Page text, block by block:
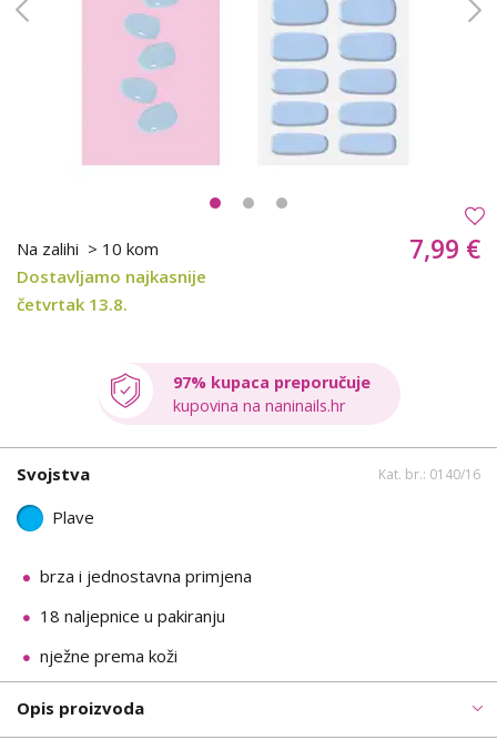
Na zalihi > 10 kom
Dostavljamo najkasnije
četvrtak 13.8.
7,99 €
97% kupaca preporučuje
kupovina na naninails.hr
Svojstva Kat. br.: 0140/16
Plave
brza i jednostavna primjena
18 naljepnice u pakiranju
nježne prema koži
Opis proizvoda